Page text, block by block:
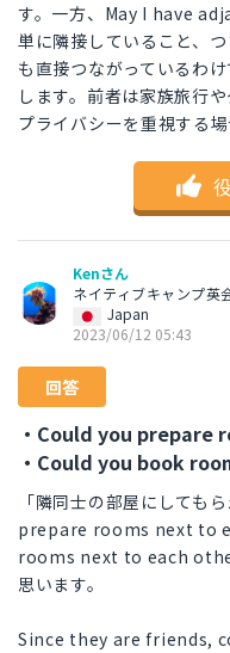
す。一方、May I have
単に隣接していること、
も直接つながっているわ
します。前者は家族旅行
プライバシーを重視する
Kenさん
ネイティブキャンプ英
Japan
2023/06/12 05:43
回答
・Could you prepare
・Could you book
「隣同士の部屋にしても
prepare rooms next to
rooms next to each
思います。
Since they are friends,